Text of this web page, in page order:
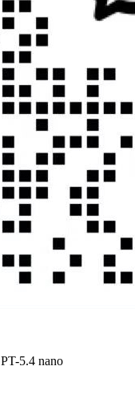
5.4 nano